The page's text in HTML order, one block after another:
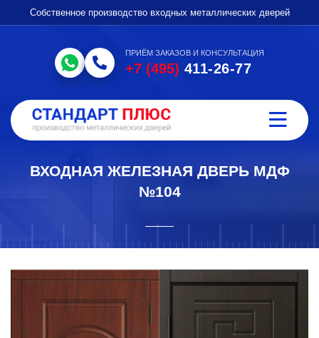
Собственное производство входных металлических дверей
ПРИЁМ ЗАКАЗОВ И КОНСУЛЬТАЦИЯ
+7 (495) 411-26-77
ВХОДНАЯ ЖЕЛЕЗНАЯ ДВЕРЬ МДФ
№104